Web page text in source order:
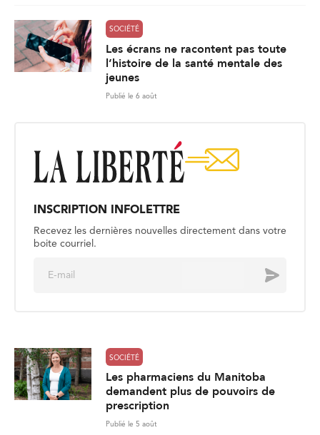
SOCIÉTÉ
Les écrans ne racontent pas toute
l’histoire de la santé mentale des
jeunes
Publié le 6 août
INSCRIPTION INFOLETTRE
Recevez les dernières nouvelles directement dans votre
boite courriel.
Envoyer
SOCIÉTÉ
Les pharmaciens du Manitoba
demandent plus de pouvoirs de
prescription
Publié le 5 août